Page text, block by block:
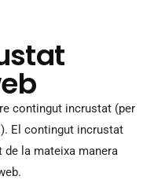
contingut incrustat (per
El contingut incrustat
de la mateixa manera